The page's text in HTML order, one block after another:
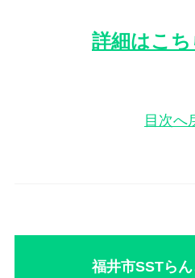
詳細はこち
目次へ
福井市SSTら